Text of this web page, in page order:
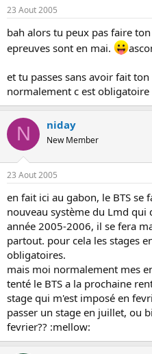
23 Aout 2005
bah alors tu peux pas faire
epreuves sont en mai.
et tu passes sans avoir fait ton
normalement c est obligatoire
N niday
New Member
23 Aout 2005
en fait ici au gabon, le BTS se
nouveau système du Lmd
année 2005-2006, il se fera
partout. pour cela les stages
obligatoires.
mais moi normalement mes
tenté le BTS a la prochaine
stage qui m'est imposé en
passer un stage en juillet, ou
fevrier?? :mellow: